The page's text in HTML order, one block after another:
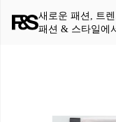
새로운 패션, 트
패션 & 스타일에